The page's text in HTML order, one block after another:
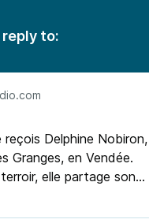
to:
Delphine Nobiron,
Granges, en Vendée.
elle partage son
les secrets de son
en passant par les